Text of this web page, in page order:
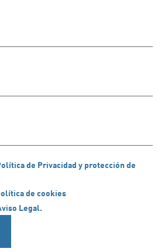
de Privacidad y protección de
de cookies
Legal.